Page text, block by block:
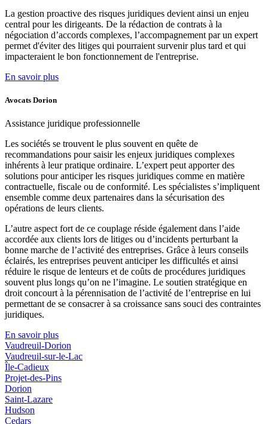
La gestion proactive des risques juridiques devient ainsi un enjeu
central pour les dirigeants. De la rédaction de contrats à la
négociation d’accords complexes, l’accompagnement par un expert
permet d'éviter des litiges qui pourraient survenir plus tard et qui
impacteraient le bon fonctionnement de l'entreprise.
En savoir plus
Avocats Dorion
Assistance juridique professionnelle
Les sociétés se trouvent le plus souvent en quête de
recommandations pour saisir les enjeux juridiques complexes
inhérents à leur pratique ordinaire. L’expert peut apporter des
solutions pour anticiper les risques juridiques comme en matière
contractuelle, fiscale ou de conformité. Les spécialistes s’impliquent
ensemble comme deux partenaires dans la sécurisation des
opérations de leurs clients.
L’autre aspect fort de ce couplage réside également dans l’aide
accordée aux clients lors de litiges ou d’incidents perturbant la
bonne marche de l’activité des entreprises. Grâce à leurs conseils
éclairés, les entreprises peuvent anticiper les difficultés et ainsi
réduire le risque de lenteurs et de coûts de procédures juridiques
souvent plus longs qu’on ne l’imagine. Le soutien stratégique en
droit concourt à la pérennisation de l’activité de l’entreprise en lui
permettant de se consacrer à sa croissance sans souci des contraintes
juridiques.
En savoir plus
Vaudreuil-Dorion
Vaudreuil-sur-le-Lac
Île-Cadieux
Projet-des-Pins
Dorion
Saint-Lazare
Hudson
Cedars